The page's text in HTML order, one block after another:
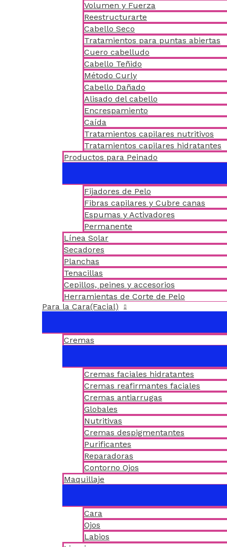
Volumen y Fuerza
Reestructurarte
Cabello Seco
Tratamientos para puntas abiertas
Cuero cabelludo
Cabello Teñido
Método Curly
Cabello Dañado
Alisado del cabello
Encrespamiento
Caída
Tratamientos capilares nutritivos
Tratamientos capilares hidratantes
Productos para Peinado
Fijadores de Pelo
Fibras capilares y Cubre canas
Espumas y Activadores
Permanente
Línea Solar
Secadores
Planchas
Tenacillas
Cepillos, peines y accesorios
Herramientas de Corte de Pelo
Para la Cara(Facial)
Cremas
Cremas faciales hidratantes
Cremas reafirmantes faciales
Cremas antiarrugas
Globales
Nutritivas
Cremas despigmentantes
Purificantes
Reparadoras
Contorno Ojos
Maquillaje
Cara
Ojos
Labios